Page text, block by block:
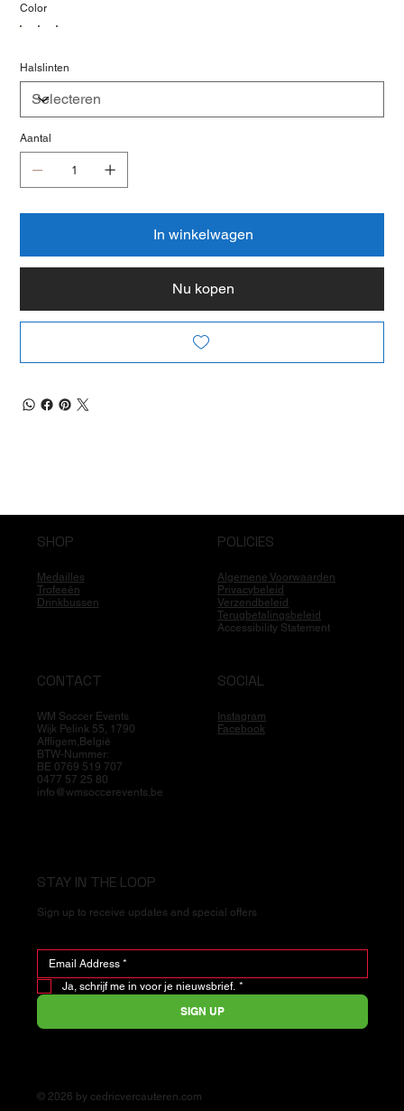
Color
Halslinten
Aantal
In winkelwagen
Nu kopen
SHOP
Medailles
Trofeeën
Drinkbussen
POLICIES
Algemene Voorwaarden
Privacybeleid
Verzendbeleid
Terugbetalingsbeleid
Accessibility Statement
CONTACT
WM Soccer Events
Wijk Pelink 55, 1790
Affligem,België
BTW-Nummer:
BE 0769 519 707
0477 57 25 80
info@wmsoccerevents.be
SOCIAL
Instagram
Facebook
STAY IN THE LOOP
Sign up to receive updates and special offers
Ja, schrijf me in voor je nieuwsbrief. *
SIGN UP
© 2026 by cedricvercauteren.com